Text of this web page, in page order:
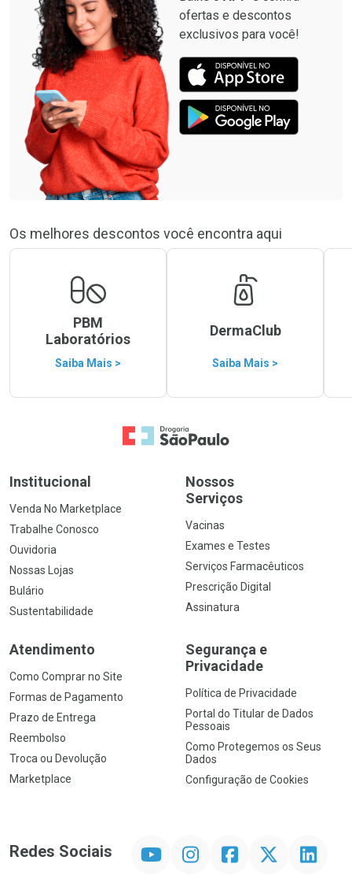
ofertas e descontos
exclusivos para você!
Os melhores descontos você encontra aqui
PBM
Laboratórios
Saiba Mais >
DermaClub
Saiba Mais >
Ir para a Home
Institucional
Venda No Marketplace
Trabalhe Conosco
Ouvidoria
Nossas Lojas
Bulário
Sustentabilidade
Nossos
Serviços
Vacinas
Exames e Testes
Serviços Farmacêuticos
Prescrição Digital
Assinatura
Atendimento
Como Comprar no Site
Formas de Pagamento
Prazo de Entrega
Reembolso
Troca ou Devolução
Marketplace
Segurança e
Privacidade
Política de Privacidade
Portal do Titular de Dados
Pessoais
Como Protegemos os Seus
Dados
Configuração de Cookies
Redes Sociais InstagramFacebookTwitter Linkedin